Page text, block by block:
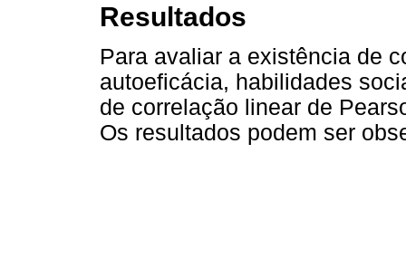
Resultados
Para avaliar a existência de
autoeficácia, habilidades
de correlação linear de
Os resultados podem ser